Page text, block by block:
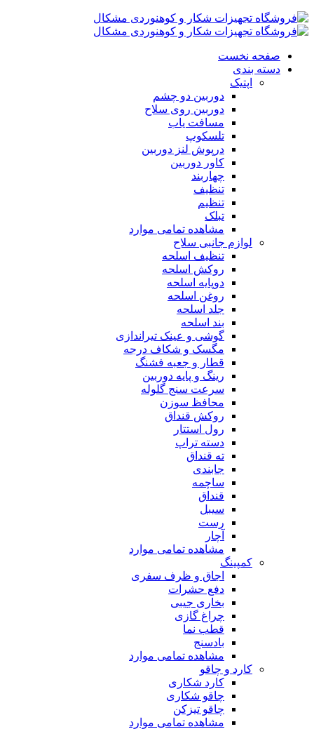
صفحه نخست
دسته بندی
اپتیک
دوربین دو چشم
دوربین روی سلاح
مسافت یاب
تلسکوپ
درپوش لنز دوربین
کاور دوربین
چهاربند
تنظیف
تنظیم
تبلک
مشاهده تمامی موارد
لوازم جانبی سلاح
تنظیف اسلحه
روکش اسلحه
دوپایه اسلحه
روغن اسلحه
جلد اسلحه
بند اسلحه
گوشی و عینک تیراندازی
مگسک و شکاف درجه
قطار و جعبه فشنگ
رینگ و پایه دوربین
سرعت سنج گلوله
محافظ سوزن
روکش قنداق
رول استتار
دسته تراپ
ته قنداق
جابندی
ساچمه
قنداق
سیبل
رست
آچار
مشاهده تمامی موارد
کمپینگ
اجاق و ظرف سفری
دفع حشرات
بخاری جیبی
چراغ گازی
قطب نما
بادسنج
مشاهده تمامی موارد
کارد و چاقو
کارد شکاری
چاقو شکاری
چاقو تیزکن
مشاهده تمامی موارد